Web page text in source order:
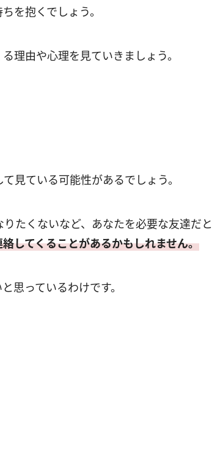
を抱くでしょう。
理由や心理を見ていきましょう。
見ている可能性があるでしょう。
たくないなど、あなたを必要な友達だと
してくることがあるかもしれません。
思っているわけです。